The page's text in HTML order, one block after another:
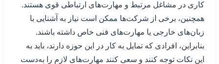
کاری در مشاغل مرتبط و مهارت‌های ارتباطی قوی هستند.
همچنین، برخی از شرکت‌ها ممکن است نیاز به آشنایی با
زبان‌های خارجی یا مهارت‌های فنی خاص داشته باشند.
بنابراین، افرادی که تمایل به کار در این حوزه دارند، باید به
این نکات توجه کنند و سعی کنند مهارت‌های لازم را به‌دست